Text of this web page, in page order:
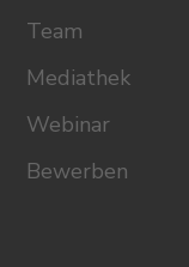
Team
Mediathek
Webinar
Bewerben